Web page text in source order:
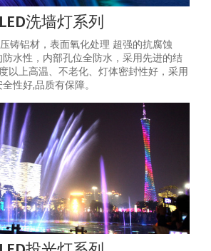
LED洗墙灯系列
铸铝材，表面氧化处理 超强的抗腐蚀
水性，内部孔位全防水，采用先进的结
以上高温、不老化、灯体密封性好，采用
性好,品质有保障。